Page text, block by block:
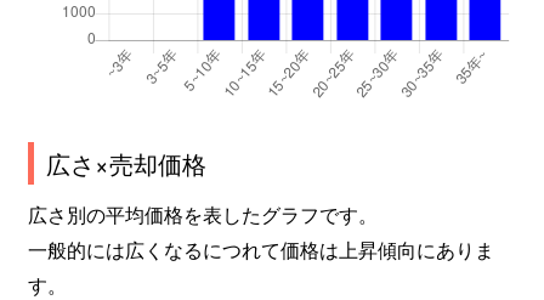
広さ×売却価格
広さ別の平均価格を表したグラフです。
一般的には広くなるにつれて価格は上昇傾向にありま
す。